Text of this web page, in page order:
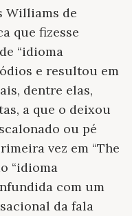
Williams de
que fizesse
“idioma
e resultou em
dentre elas,
a que o deixou
ou pé
vez em “The
“idioma
com um
da fala